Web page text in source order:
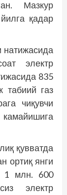
Мазкур
қадар
электр
835
табиий газ
чиқувчи
қувватда
ортиқ янги
1 млн. 600
электр